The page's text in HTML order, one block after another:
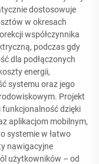
dostosowuje
w okresach
współczynnika
podczas gdy
dla podłączonych
energii,
systemu oraz jego
Projekt
dzięki
aplikacjom mobilnym,
systemie w łatwo
nawigacyjne
użytkowników – od